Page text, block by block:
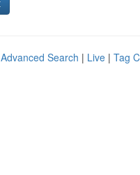
Advanced Search | Live | Tag